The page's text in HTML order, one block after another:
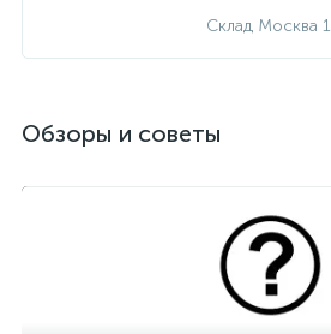
Склад Москва 1
Обзоры и советы